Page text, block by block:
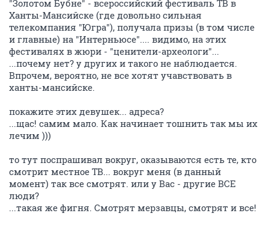
"Золотом Бубне" - всероссийский фестиваль ТВ в
Ханты-Мансийске (где довольно сильная
телекомпания "Югра"), получала призы (в том числе
и главные) на "Интерньюсе".... видимо, на этих
фестивалях в жюри - "ценители-археологи"...
...почему нет? у других и такого не наблюдается.
Впрочем, вероятно, не все хотят учавствовать в
ханты-мансийске.
покажите этих девушек... адреса?
...щас! самим мало. Как начинает тошнить так мы их
лечим )))
то тут поспрашивал вокруг, оказываются есть те, кто
смотрит местное ТВ... вокруг меня (в данный
момент) так все смотрят. или у Вас - другие ВСЕ
люди?
...такая же фигня. Смотрят мерзавцы, смотрят и все!